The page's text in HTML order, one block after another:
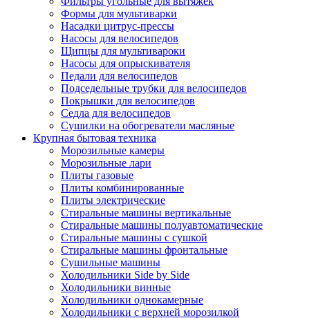
Формы для мультиварки
Насадки цитрус-прессы
Насосы для велосипедов
Щипцы для мультивароки
Насосы для опрыскивателя
Педали для велосипедов
Подседельные трубки для велосипедов
Покрышки для велосипедов
Седла для велосипедов
Сушилки на обогреватели масляные
Крупная бытовая техника
Морозильные камеры
Морозильные лари
Плиты газовые
Плиты комбинированные
Плиты электрические
Стиральные машины вертикальные
Стиральные машины полуавтоматические
Стиральные машины с сушкой
Стиральные машины фронтальные
Сушильные машины
Холодильники Side by Side
Холодильники винные
Холодильники однокамерные
Холодильники с верхней морозилкой